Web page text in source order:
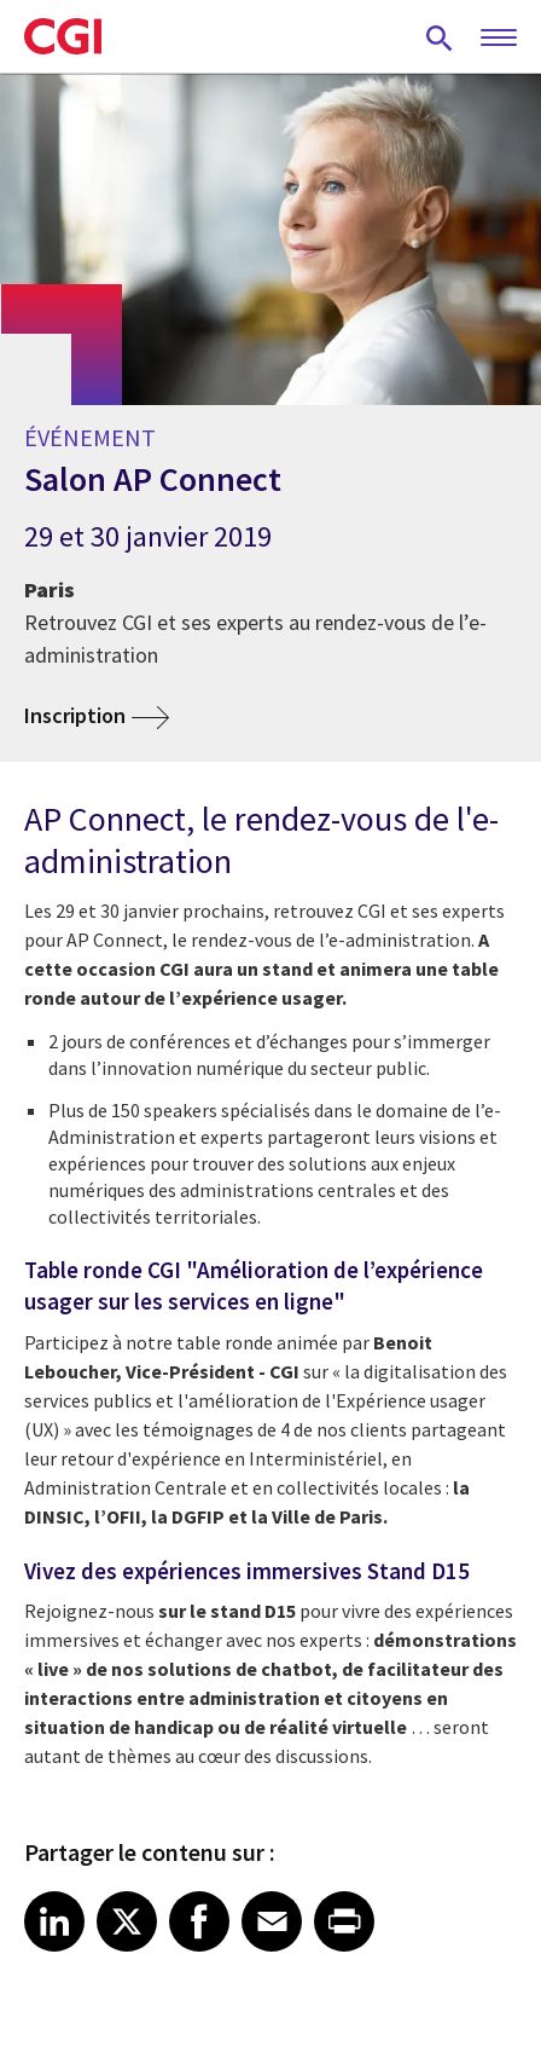
Skip
to
main
content
ÉVÉNEMENT
Salon AP Connect
29 et 30 janvier 2019
Paris
Retrouvez CGI et ses experts au rendez-vous de l’e-
administration
Inscription
AP Connect, le rendez-vous de l'e-
administration
Les 29 et 30 janvier prochains, retrouvez CGI et ses experts
pour AP Connect, le rendez-vous de l’e-administration. A
cette occasion CGI aura un stand et animera une table
ronde autour de l’expérience usager.
2 jours de conférences et d’échanges pour s’immerger
dans l’innovation numérique du secteur public.
Plus de 150 speakers spécialisés dans le domaine de l’e-
Administration et experts partageront leurs visions et
expériences pour trouver des solutions aux enjeux
numériques des administrations centrales et des
collectivités territoriales.
Table ronde CGI "Amélioration de l’expérience
usager sur les services en ligne"
Participez à notre table ronde animée par Benoit
Leboucher, Vice-Président - CGI sur « la digitalisation des
services publics et l'amélioration de l'Expérience usager
(UX) » avec les témoignages de 4 de nos clients partageant
leur retour d'expérience en Interministériel, en
Administration Centrale et en collectivités locales : la
DINSIC, l’OFII, la DGFIP et la Ville de Paris.
Vivez des expériences immersives Stand D15
Rejoignez-nous sur le stand D15 pour vivre des expériences
immersives et échanger avec nos experts : démonstrations
« live » de nos solutions de chatbot, de facilitateur des
interactions entre administration et citoyens en
situation de handicap ou de réalité virtuelle … seront
autant de thèmes au cœur des discussions.
Partager le contenu sur :
Share article on LinkedIn
LinkedIn
Share article on XShare article on Facebook
Facebook
Share article on Email
EmailShare article on Print